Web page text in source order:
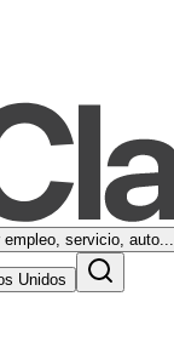
empleo, servicio, auto...
Unidos